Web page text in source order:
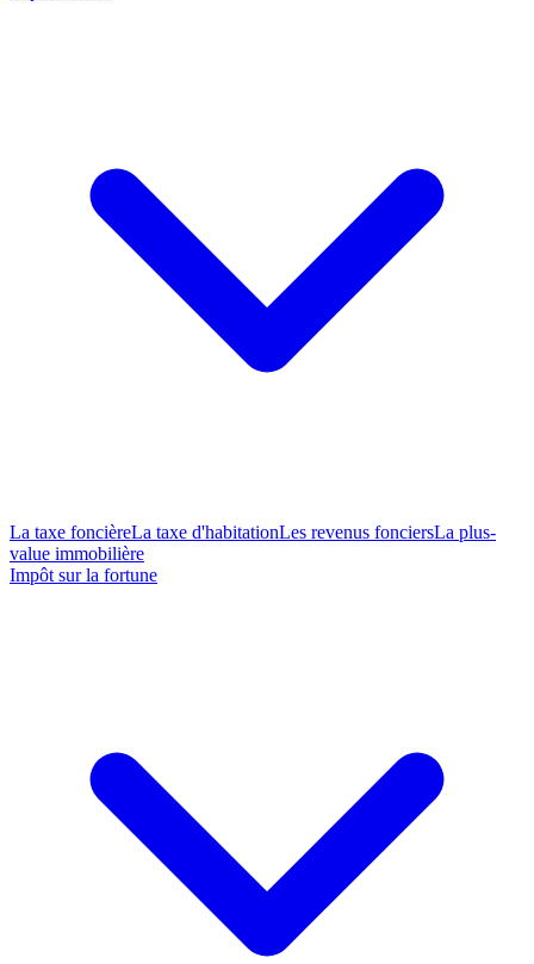
La taxe foncièreLa taxe d'habitationLes revenus fonciersLa plus-
value immobilière
Impôt sur la fortune